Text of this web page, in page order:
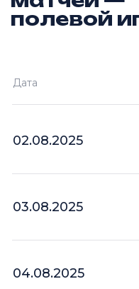
полевой
кол-во очков
Дата
02.08.2025
03.08.2025
04.08.2025